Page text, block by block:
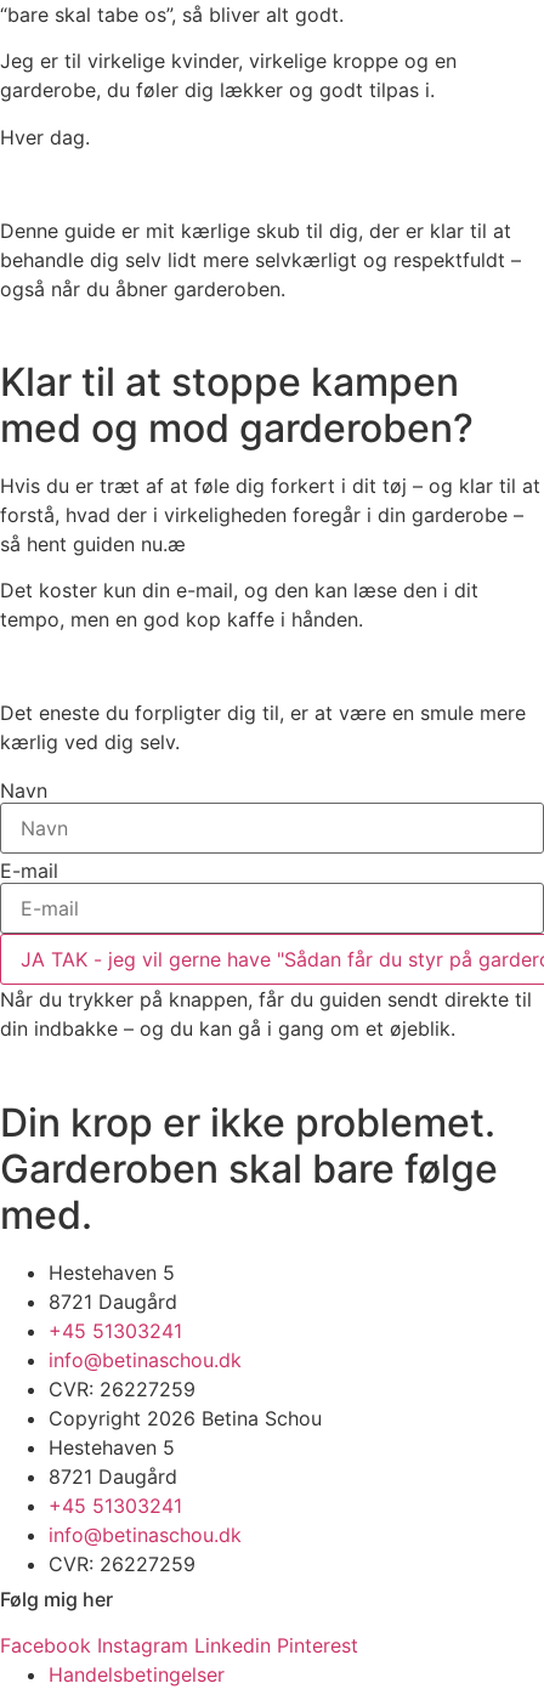
“bare skal tabe os”, så bliver alt godt.
Jeg er til virkelige kvinder, virkelige kroppe og en
garderobe, du føler dig lækker og godt tilpas i.
Hver dag.
Denne guide er mit kærlige skub til dig, der er klar til at
behandle dig selv lidt mere selvkærligt og respektfuldt –
også når du åbner garderoben.
Klar til at stoppe kampen
med og mod garderoben?
Hvis du er træt af at føle dig forkert i dit tøj – og klar til at
forstå, hvad der i virkeligheden foregår i din garderobe –
så hent guiden nu.æ
Det koster kun din e-mail, og den kan læse den i dit
tempo, men en god kop kaffe i hånden.
Det eneste du forpligter dig til, er at være en smule mere
kærlig ved dig selv.
Navn
E-mail
JA TAK - jeg vil gerne have "Sådan får du styr på
Når du trykker på knappen, får du guiden sendt direkte til
din indbakke – og du kan gå i gang om et øjeblik.
Din krop er ikke problemet.
Garderoben skal bare følge
med.
Hestehaven 5
8721 Daugård
+45 51303241
info@betinaschou.dk
CVR: 26227259
Copyright 2026 Betina Schou
Hestehaven 5
8721 Daugård
+45 51303241
info@betinaschou.dk
CVR: 26227259
Følg mig her
Facebook Instagram Linkedin Pinterest
Handelsbetingelser